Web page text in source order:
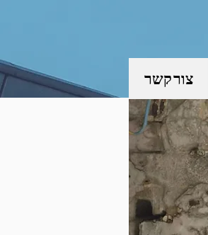
צור קשר